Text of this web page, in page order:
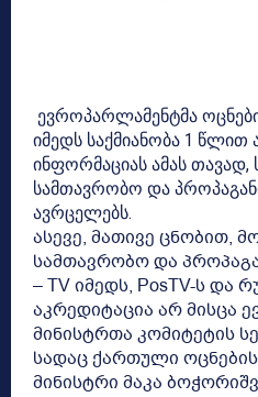
ევროპარლამენტმა
იმედს საქმიანობა 1 წლით
ინფორმაციას ამას თავად,
სამთავრობო და
ავრცელებს.
ასევე, მათივე ცნობით,
სამთავრობო და
– TV იმედს, PosTV-ს და
აკრედიტაცია არ მისცა
მინისტრთა კომიტეტის
სადაც ქართული
მინისტრი მაკა